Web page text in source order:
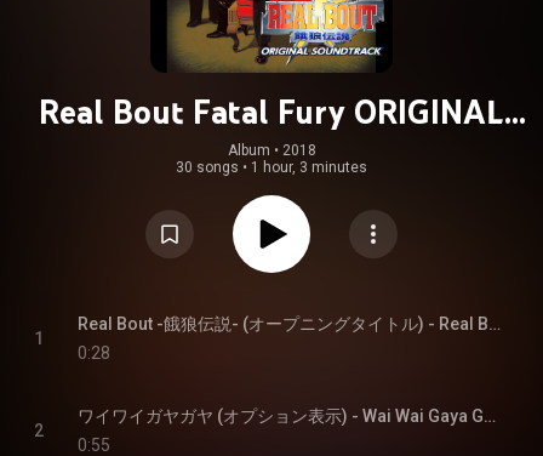
Real Bout Fatal Fury ORIGINAL
SOUND TRACK
Album • 2018
30 songs • 1 hour, 3 minutes
1
Real Bout -餓狼伝説- (オープニングタイトル) - Real Bout -Fatal Fury- (Opening Title)
0:28
2
ワイワイガヤガヤ (オプション表示) - Wai Wai Gaya Gaya (Option Display)
0:55